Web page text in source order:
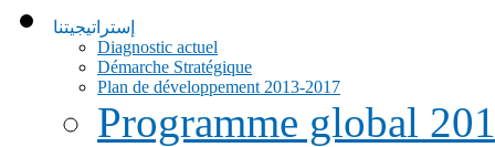
إستراتيجيتنا
Diagnostic actuel
Démarche Stratégique
Plan de développement 2013-2017
Programme global